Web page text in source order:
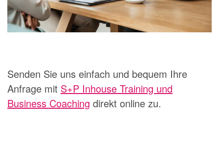
Senden Sie uns einfach und bequem Ihre
Anfrage mit S+P Inhouse Training und
Business Coaching direkt online zu.